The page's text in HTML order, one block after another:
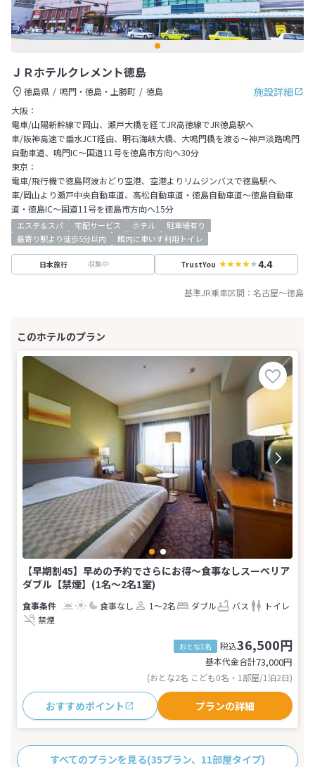
ＪＲホテルクレメント徳島
施設詳細
徳島県 鳴門・徳島・上勝町
徳島
大阪：
電車/山陽新幹線で岡山、瀬戸大橋を経てJR高徳線でJR徳島駅へ
車/阪神高速で垂水JCT経由、明石海峡大橋、大鳴門橋を渡る～神戸淡路鳴門
自動車道、鳴門IC～国道11号を徳島市方向へ30分
東京：
電車/飛行機で徳島阿波おどり空港、空港よりリムジンバスで徳島駅へ
車/岡山より瀬戸中央自動車道、高松自動車道・徳島自動車道～徳島自動車
道・徳島IC～国道11号を徳島市方向へ15分
エステ＆スパ 宅配サービス ホテル
駐車場有り
最寄り駅より徒歩5分以内
館内に車いす利用トイレ
日本旅行 収集中 TrustYou 4.4
基準JR乗車区間： 名古屋～徳島
【早期割45】早めの予約でさらにお得〜食事なしスーペリア
ダブル【禁煙】(1名～2名1室)
食事なし 1～2名 ダブル バス
トイレ
禁煙
おとな1名 税込36,500円
基本代金合計73,000円
(おとな2名 こども0名・1部屋/1泊2日)
おすすめポイント プランの詳細
すべてのプランを見る(35プラン、11部屋タイプ)